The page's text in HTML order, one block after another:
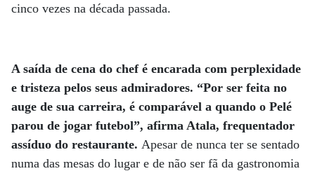
cinco vezes na década passada.
A saída de cena do chef é encarada com perplexidade
e tristeza pelos seus admiradores. “Por ser feita no
auge de sua carreira, é comparável a quando o Pelé
parou de jogar futebol”, afirma Atala, frequentador
assíduo do restaurante. Apesar de nunca ter se sentado
numa das mesas do lugar e de não ser fã da gastronomia